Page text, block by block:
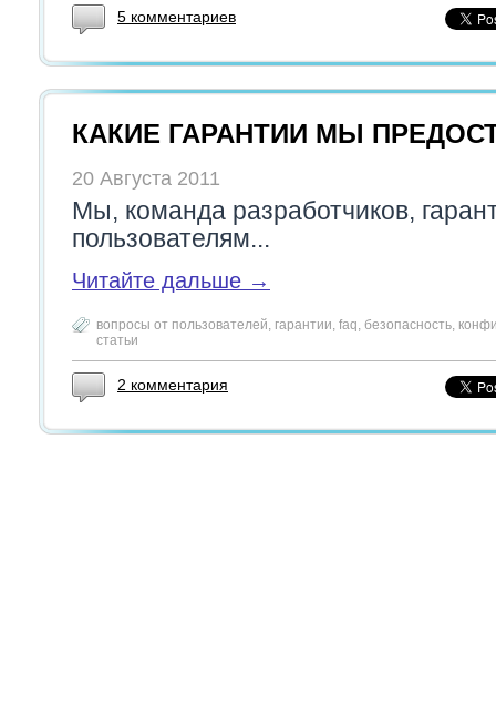
5 комментариев
КАКИЕ ГАРАНТИИ МЫ
20 Августа 2011
Мы, команда разработчиков,
пользователям...
Читайте дальше →
вопросы от пользователей, гарантии, faq, безопасность,
статьи
2 комментария